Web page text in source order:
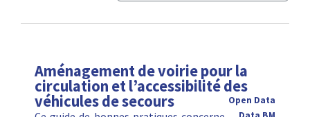
Aménagement de voirie pour la
circulation et l’accessibilité des
véhicules de secours
Open Data